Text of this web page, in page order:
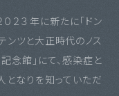
２３年に新たに「ドン
ンツと大正時代のノス
念館」にて、感染症と
となりを知っていただ